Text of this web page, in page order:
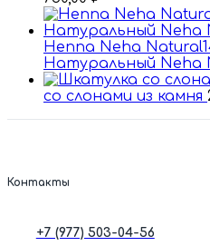
Henna Neha
Натуральный Nehа
со слонами из камня
Контакты
+7 (977) 503-04-56